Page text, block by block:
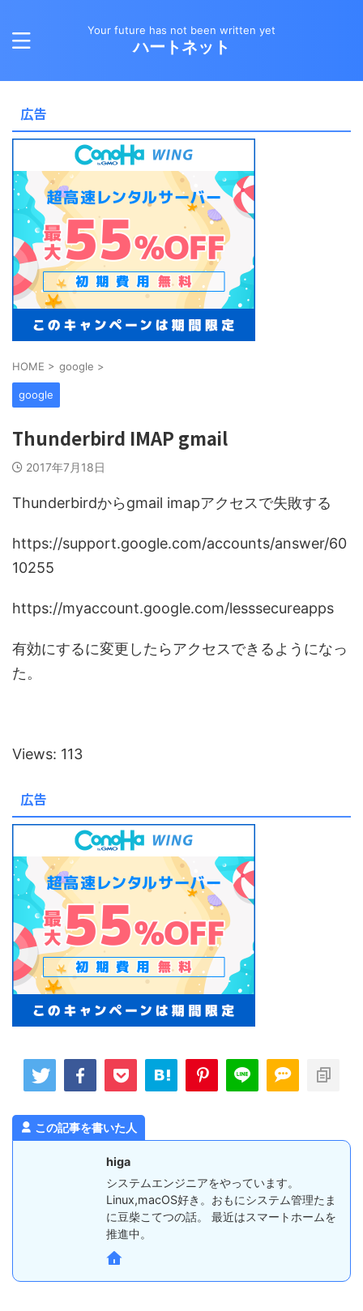
Your future has not been written yet
ハートネット
広告
HOME > google >
google
Thunderbird IMAP gmail
2017年7月18日
Thunderbirdからgmail imapアクセスで失敗する
https://support.google.com/accounts/answer/60
10255
https://myaccount.google.com/lesssecureapps
有効にするに変更したらアクセスできるようになっ
た。
Views: 113
広告
この記事を書いた人
higa
システムエンジニアをやっています。
Linux,macOS好き。おもにシステム管理たま
に豆柴こてつの話。 最近はスマートホームを
推進中。